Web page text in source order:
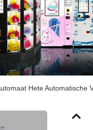
Hete Automatische